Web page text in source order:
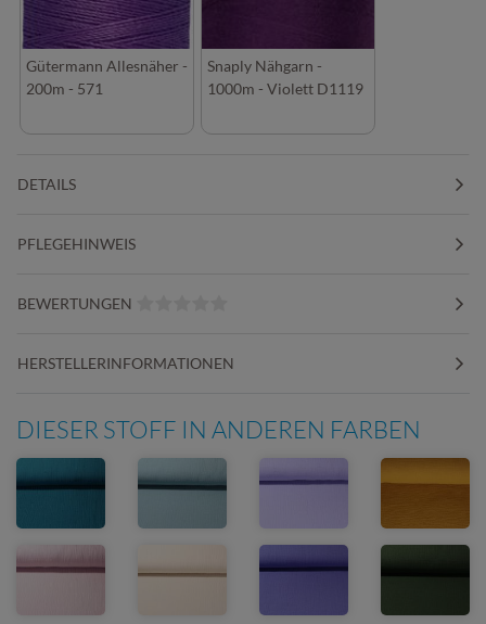
Gütermann Allesnäher -
200m - 571
Snaply Nähgarn -
1000m - Violett D1119
DETAILS
PFLEGEHINWEIS
BEWERTUNGEN
HERSTELLERINFORMATIONEN
DIESER STOFF IN ANDEREN FARBEN